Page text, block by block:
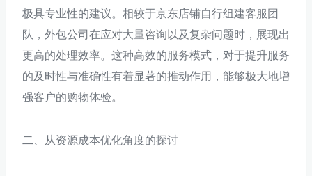
极具专业性的建议。相较于京东店铺自行组建客服团
队，外包公司在应对大量咨询以及复杂问题时，展现出
更高的处理效率。这种高效的服务模式，对于提升服务
的及时性与准确性有着显著的推动作用，能够极大地增
强客户的购物体验。
二、从资源成本优化角度的探讨